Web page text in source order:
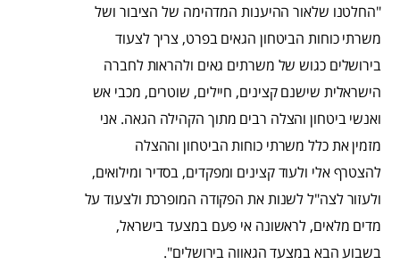
"החלטנו שלאור ההיענות המדהימה של הציבור ושל
משרתי כוחות הביטחון הגאים בפרט, צריך לצעוד
בירושלים כגוש של משרתים גאים ולהראות לחברה
הישראלית שישנם קצינים, חיילים, שוטרים, מכבי אש
ואנשי ביטחון והצלה רבים מתוך הקהילה הגאה. אני
מזמין את כלל משרתי כוחות הביטחון וההצלה
להצטרף אלי ולעוד קצינים ומפקדים, בסדיר ומילואים,
ולעזור לצה"ל לשנות את הפקודה המופרכת ולצעוד על
מדים מלאים, לראשונה אי פעם במצעד בישראל,
בשבוע הבא במצעד הגאווה בירושלים".